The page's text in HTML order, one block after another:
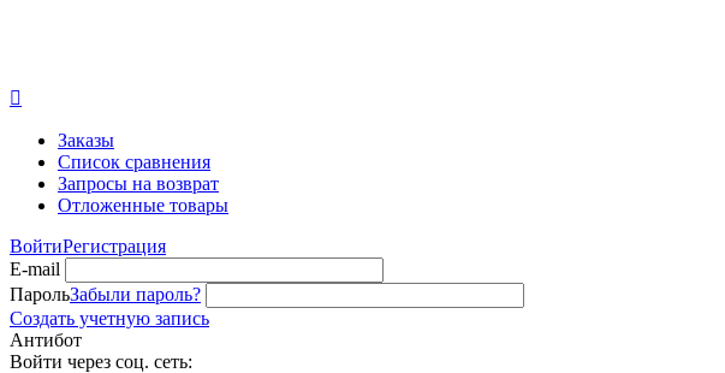

Заказы
Список сравнения
Запросы на возврат
Отложенные товары
ВойтиРегистрация
E-mail
ПарольЗабыли пароль?
Создать учетную запись
Антибот
Войти через соц. сеть: